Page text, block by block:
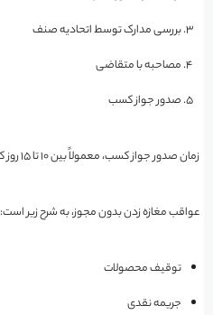
بررسی مدارک توسط اتحادیه صنف
مصاحبه با متقاضی
صدور جواز کسب
زمان صدور جواز کسب، معمولاً بین ۱۰ تا ۱۵ روز کاری است.
عواقب مغازه زدن بدون مجوز، به شرح زیر است:
توقیف محصولات
جریمه نقدی